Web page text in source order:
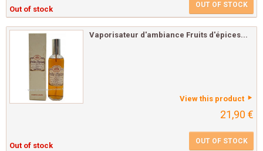
Out of stock OUT OF STOCK
Vaporisateur d'ambiance Fruits d'épices...
View this product
21,90 €
Out of stock OUT OF STOCK